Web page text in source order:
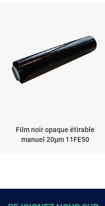
Film noir opaque étirable
manuel 20µm 11FE50